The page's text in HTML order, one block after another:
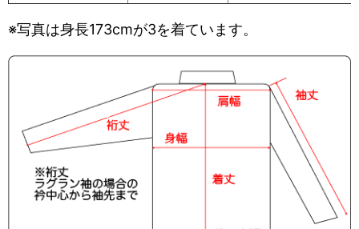
※写真は身長173cmが3を着ています。